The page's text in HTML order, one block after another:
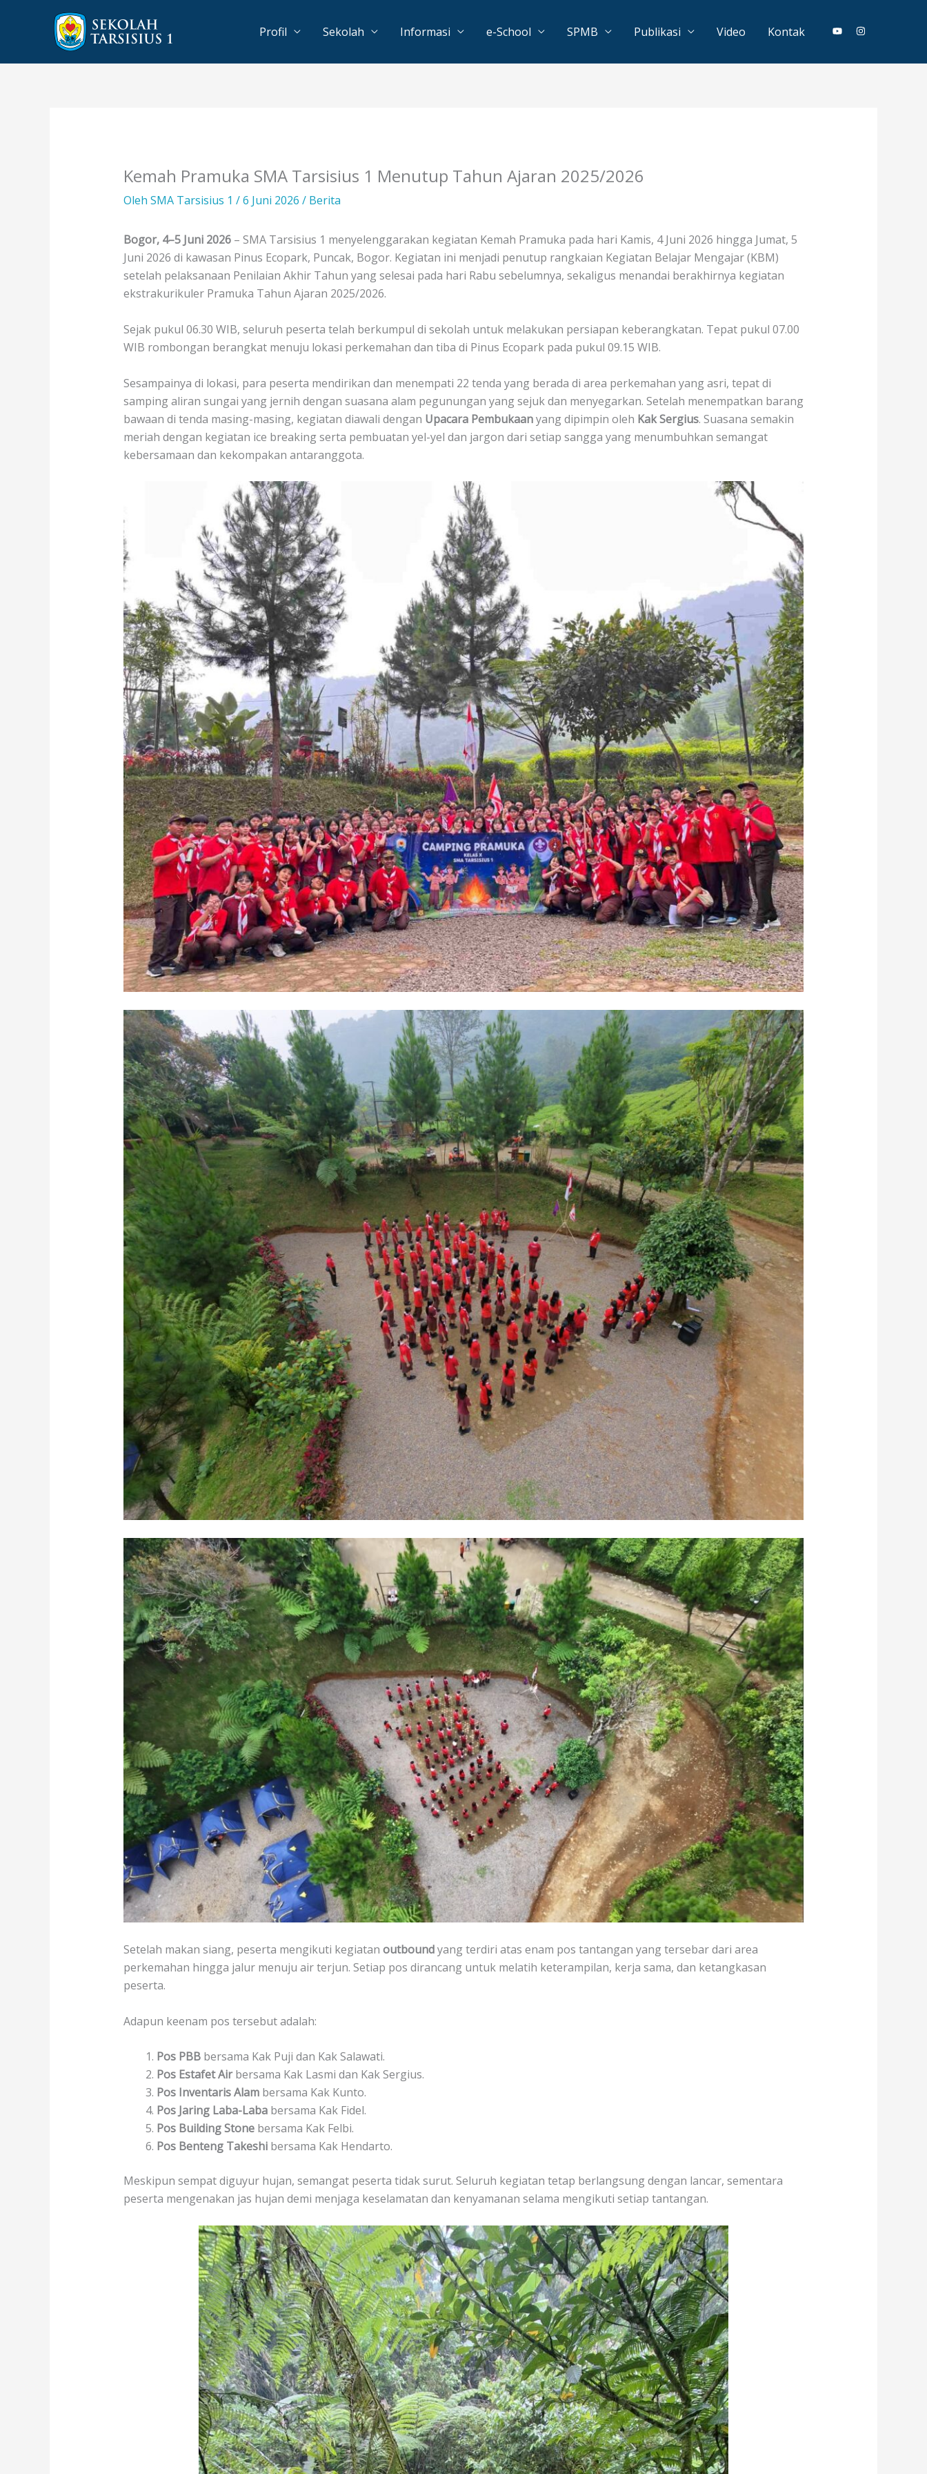
Profil Sekolah Informasi e-School SPMB Publikasi Video Kontak
Kemah Pramuka SMA Tarsisius 1 Menutup Tahun Ajaran 2025/2026
Oleh SMA Tarsisius 1 /6 Juni 2026 / Berita
Bogor, 4–5 Juni 2026– SMA Tarsisius 1 menyelenggarakan kegiatan Kemah Pramuka pada hari Kamis, 4 Juni 2026 hingga Jumat, 5
Juni 2026 di kawasan Pinus Ecopark, Puncak, Bogor. Kegiatan ini menjadi penutup rangkaian Kegiatan Belajar Mengajar (KBM)
setelah pelaksanaan Penilaian Akhir Tahun yang selesai pada hari Rabu sebelumnya, sekaligus menandai berakhirnya kegiatan
ekstrakurikuler Pramuka Tahun Ajaran 2025/2026.
Sejak pukul 06.30 WIB, seluruh peserta telah berkumpul di sekolah untuk melakukan persiapan keberangkatan. Tepat pukul 07.00
WIB rombongan berangkat menuju lokasi perkemahan dan tiba di Pinus Ecopark pada pukul 09.15 WIB.
Sesampainya di lokasi, para peserta mendirikan dan menempati 22 tenda yang berada di area perkemahan yang asri, tepat di
samping aliran sungai yang jernih dengan suasana alam pegunungan yang sejuk dan menyegarkan. Setelah menempatkan barang
bawaan di tenda masing-masing, kegiatan diawali dengan Upacara Pembukaanyang dipimpin oleh Kak Sergius. Suasana semakin
meriah dengan kegiatan ice breaking serta pembuatan yel-yel dan jargon dari setiap sangga yang menumbuhkan semangat
kebersamaan dan kekompakan antaranggota.
Setelah makan siang, peserta mengikuti kegiatan outboundyang terdiri atas enam pos tantangan yang tersebar dari area
perkemahan hingga jalur menuju air terjun. Setiap pos dirancang untuk melatih keterampilan, kerja sama, dan ketangkasan
peserta.
Adapun keenam pos tersebut adalah:
Pos PBBbersama Kak Puji dan Kak Salawati.
Pos Estafet Airbersama Kak Lasmi dan Kak Sergius.
Pos Inventaris Alambersama Kak Kunto.
Pos Jaring Laba-Lababersama Kak Fidel.
Pos Building Stonebersama Kak Felbi.
Pos Benteng Takeshibersama Kak Hendarto.
Meskipun sempat diguyur hujan, semangat peserta tidak surut. Seluruh kegiatan tetap berlangsung dengan lancar, sementara
peserta mengenakan jas hujan demi menjaga keselamatan dan kenyamanan selama mengikuti setiap tantangan.